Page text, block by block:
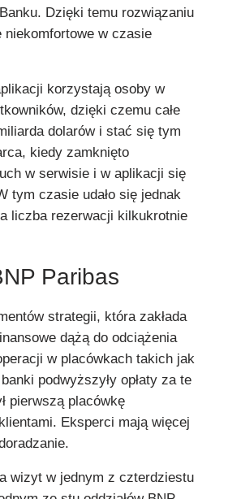
Dzięki temu rozwiązaniu
w czasie
korzystają osoby w
dzięki czemu całe
dolarów i stać się tym
kiedy zamknięto
w serwisie i w aplikacji się
tym czasie udało się jednak
liczba rezerwacji kilkukrotnie
Paribas
strategii, która zakłada
dążą do odciążenia
w placówkach takich jak
podwyższyły opłaty za te
pierwszą placówkę
Eksperci mają więcej
wizyt w jednym z czterdziestu